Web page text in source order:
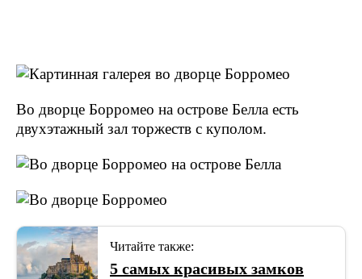
Во дворце Борромео на острове Белла есть
двухэтажный зал торжеств с куполом.
Читайте также:
5 самых красивых замков